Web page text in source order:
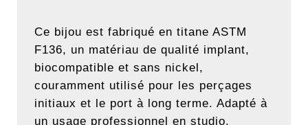
Ce bijou est fabriqué en titane ASTM
F136, un matériau de qualité implant,
biocompatible et sans nickel,
couramment utilisé pour les perçages
initiaux et le port à long terme. Adapté à
un usage professionnel en studio.